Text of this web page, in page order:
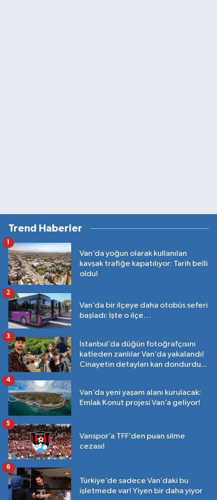
Trend Haberler
Van’da yoğun olarak kullanılan
kavşak trafiğe kapatılıyor: Tarih belli
oldu!
1
Van’da bir ilçeye daha otobüs seferi
başladı: İşte o ilçe…
2
İstanbul’da düğün fotoğrafçısını
katleden zanlılar Van’da yakalandı!
Cinayetin detayları kan dondurdu...
3
Van’da yeni yaşam alanı kurulacak:
Emlak Konut projesi Van’a geliyor!
4
Vanspor’a TFF’den puan silme
cezası!
5
Türkiye’de sadece Van’daki bu
işletmede var! Yiyen bir daha yiyor
6